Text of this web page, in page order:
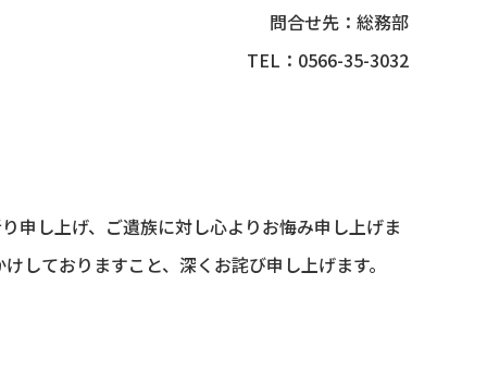
問合せ先：総務部
TEL：0566-35-3032
し上げ、ご遺族に対し心よりお悔み申し上げま
しておりますこと、深くお詫び申し上げます。